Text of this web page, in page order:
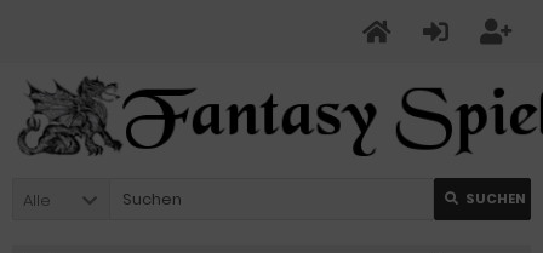
Alle SUCHEN